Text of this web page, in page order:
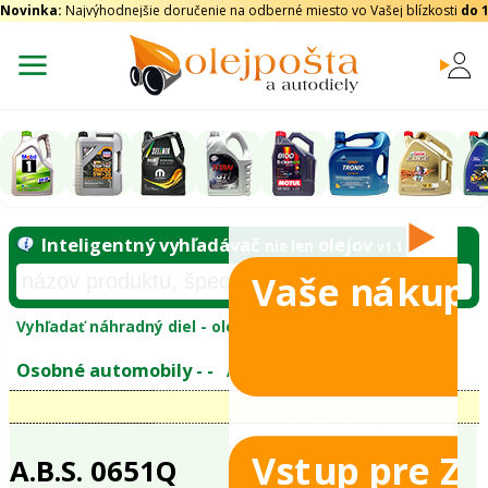
Novinka: Najvýhodnejšie doručenie na odberné miesto vo Vašej blízkosti do
Inteligentný vyhľadávač
Vyhľadať náhradný diel - olejový filter -
Vaše nákupy
Vstup pre